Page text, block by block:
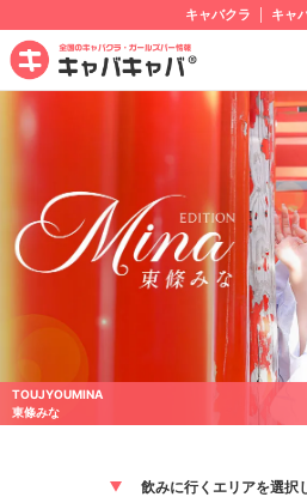
キャバクラ キャ
TOUJYOUMINA
東條みな
飲みに行くエリアを選択